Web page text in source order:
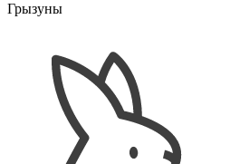
Грызуны